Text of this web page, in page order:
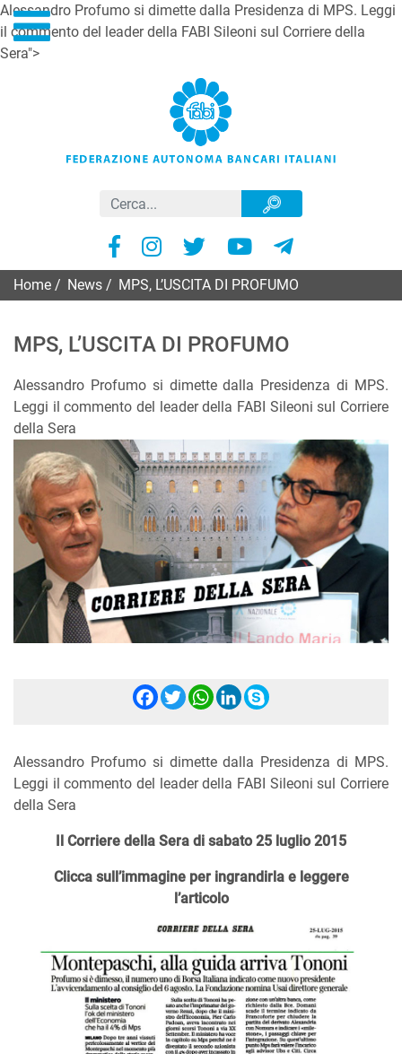
Alessandro Profumo si dimette dalla Presidenza di MPS. Leggi
il commento del leader della FABI Sileoni sul Corriere della
Sera">
Home News MPS, L’USCITA DI PROFUMO
MPS, L’USCITA DI PROFUMO
Alessandro Profumo si dimette dalla Presidenza di MPS.
Leggi il commento del leader della FABI Sileoni sul Corriere
della Sera
Facebook
Twitter
WhatsApp
LinkedIn
Skype
Alessandro Profumo si dimette dalla Presidenza di MPS.
Leggi il commento del leader della FABI Sileoni sul Corriere
della Sera
Il Corriere della Sera di sabato 25 luglio 2015
Clicca sull’immagine per ingrandirla e leggere
l’articolo